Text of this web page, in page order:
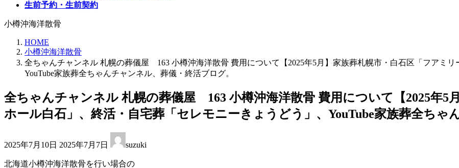
生前予約・生前契約
小樽沖海洋散骨
HOME
小樽沖海洋散骨
全ちゃんチャンネル 札幌の葬儀屋 163 小樽沖海洋散骨 費用について【2025年5月】家族葬札幌市・白石区「フアミリ
YouTube家族葬全ちゃんチャンネル、葬儀・終活ブログ。
全ちゃんチャンネル 札幌の葬儀屋 163 小樽沖海洋散骨 費用について【2025年5
ホール白石」、終活・自宅葬「セレモニーきょうどう」、YouTube家族葬全ちゃ
2025年7月10日 終
更
2025年7月7日 suzuki
北海道小樽沖海洋散骨を行い場合の